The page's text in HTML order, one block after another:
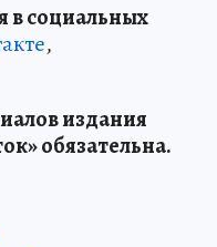
в социальных
,
издания
обязательна.